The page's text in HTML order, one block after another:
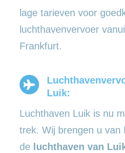
lage tarieven voor
luchthavenvervoer
Frankfurt.
Luik:
Luchthaven Luik is nu
trek. Wij brengen u van
de luchthaven van